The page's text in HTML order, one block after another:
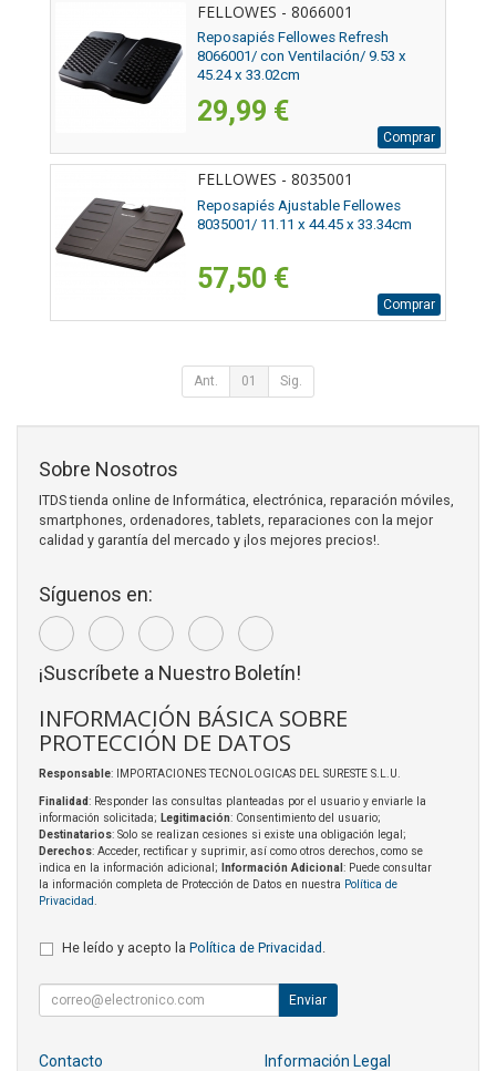
FELLOWES - 8066001
Reposapiés Fellowes Refresh
8066001/ con Ventilación/ 9.53 x
45.24 x 33.02cm
29,99 €
Comprar
FELLOWES - 8035001
Reposapiés Ajustable Fellowes
8035001/ 11.11 x 44.45 x 33.34cm
57,50 €
Comprar
Ant. 01 Sig.
Sobre Nosotros
ITDS tienda online de Informática, electrónica, reparación móviles,
smartphones, ordenadores, tablets, reparaciones con la mejor
calidad y garantía del mercado y ¡los mejores precios!.
Síguenos en:
¡Suscríbete a Nuestro Boletín!
INFORMACIÓN BÁSICA SOBRE
PROTECCIÓN DE DATOS
Responsable: IMPORTACIONES TECNOLOGICAS DEL SURESTE S.L.U.
Finalidad: Responder las consultas planteadas por el usuario y enviarle la
información solicitada; Legitimación: Consentimiento del usuario;
Destinatarios: Solo se realizan cesiones si existe una obligación legal;
Derechos: Acceder, rectificar y suprimir, así como otros derechos, como se
indica en la información adicional;
Información Adicional : Puede consultar
la información completa de Protección de Datos en nuestra Política de
Privacidad.
He leído y acepto la Política de Privacidad .
Enviar
Contacto Información Legal